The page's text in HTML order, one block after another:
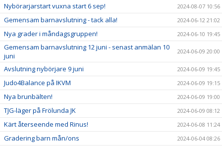
Nybörarjarstart vuxna start 6 sep! 2024-08-07 10:56
Gemensam barnavslutning - tack alla! 2024-06-12 21:02
Nya grader i måndagsgruppen! 2024-06-10 19:45
Gemensam barnavslutning 12 juni - senast anmälan 10
juni
2024-06-09 20:00
Avslutning nybörjare 9 juni 2024-06-09 19:45
Judo4Balance på IKVM 2024-06-09 19:15
Nya brunbälten! 2024-06-09 19:00
TJG-läger på Frölunda JK 2024-06-09 08:12
Kärt återseende med Rinus! 2024-06-08 11:24
Gradering barn mån/ons 2024-06-04 08:26